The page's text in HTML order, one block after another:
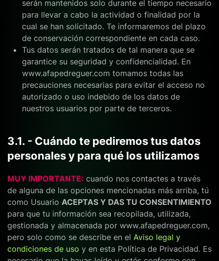
serán mantenidos solo durante el tiempo necesario
para llevar a cabo la actividad o finalidad por la
cual se han solicitado. Te informaremos del plazo
de conservación correspondiente en cada caso.
Tus datos serán tratados de tal manera que se
garantice su seguridad y confidencialidad. En
www.afapedreguer.com tomamos todas las
precauciones necesarias para evitar el acceso no
autorizado o uso indebido de los datos de
nuestros usuarios por parte de terceros.
3.1. - Cuándo te pediremos tus datos
personales y para qué los utilizamos
MUY IMPORTANTE: cuando nos contactes a través
de alguna de las opciones mencionadas más arriba, tú
como Usuario ACEPTAS Y DAS TU CONSENTIMIENTO
para que tu información sea recopilada, utilizada,
gestionada y almacenada por www.afapedreguer.com,
pero solo como se describe en el Aviso legal y
condiciones de uso y en esta Política de Privacidad. Es